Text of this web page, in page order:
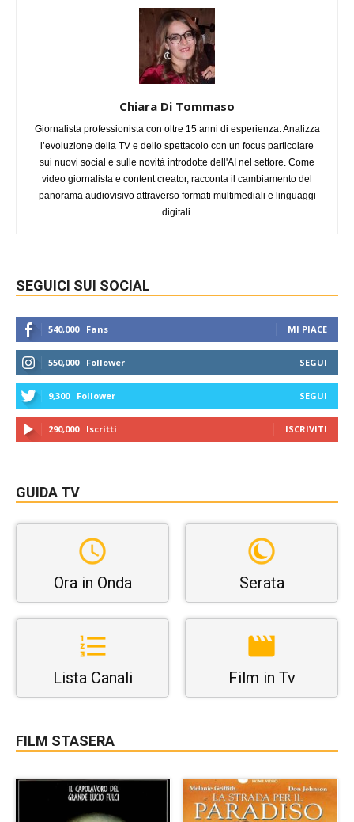
Chiara Di Tommaso
Giornalista professionista con oltre 15 anni di esperienza. Analizza
l’evoluzione della TV e dello spettacolo con un focus particolare
sui nuovi social e sulle novità introdotte dell'AI nel settore. Come
video giornalista e content creator, racconta il cambiamento del
panorama audiovisivo attraverso formati multimediali e linguaggi
digitali.
SEGUICI SUI SOCIAL
540,000 Fans MI PIACE
550,000 Follower SEGUI
9,300 Follower SEGUI
290,000 Iscritti ISCRIVITI
GUIDA TV
Ora in Onda Serata
Lista Canali Film in Tv
FILM STASERA